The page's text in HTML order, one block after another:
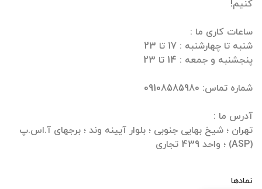
تهران ؛ شیخ بهایی جنوبی ؛ بلوار آیینه وند ؛ برجهای آ.اس.پ
(ASP) ؛ واحد 439 تجاری
نمادها